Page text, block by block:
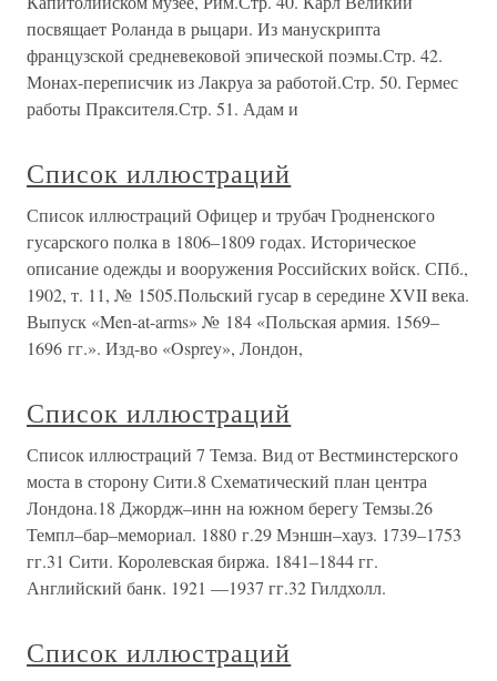
посвящает Роланда в рыцари. Из манускрипта
французской средневековой эпической поэмы.Стр. 42.
Монах-переписчик из Лакруа за работой.Стр. 50. Гермес
работы Праксителя.Стр. 51. Адам и
Список иллюстраций
Список иллюстраций Офицер и трубач Гродненского
гусарского полка в 1806–1809 годах. Историческое
описание одежды и вооружения Российских войск. СПб.,
1902, т. 11, № 1505.Польский гусар в середине XVII века.
Выпуск «Men-at-arms» № 184 «Польская армия. 1569–
1696 гг.». Изд-во «Osprey», Лондон,
Список иллюстраций
Список иллюстраций 7 Темза. Вид от Вестминстерского
моста в сторону Сити.8 Схематический план центра
Лондона.18 Джордж–инн на южном берегу Темзы.26
Темпл–бар–мемориал. 1880 г.29 Мэншн–хауз. 1739–1753
гг.31 Сити. Королевская биржа. 1841–1844 гг.
Английский банк. 1921 —1937 гг.32 Гилдхолл.
Список иллюстраций